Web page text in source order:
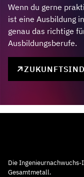
Wenn du gerne
ist eine Ausbildung
genau das richtige
Ausbildungsberufe.
Die
Gesamtmetall.